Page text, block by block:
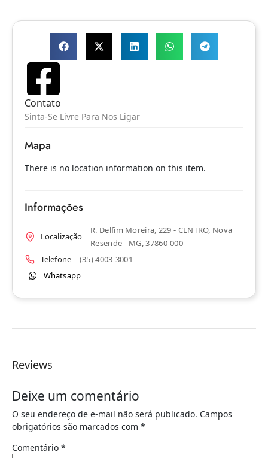
Contato
Sinta-Se Livre Para Nos Ligar
Mapa
There is no location information on this item.
Informações
Localização
R. Delfim Moreira, 229 - CENTRO, Nova
Resende - MG, 37860-000
Telefone
(35) 4003-3001
Whatsapp
Reviews
Deixe um comentário
O seu endereço de e-mail não será publicado. Campos
obrigatórios são marcados com *
Comentário *